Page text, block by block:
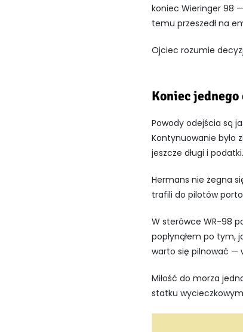
koniec Wieringer 98
temu przeszedł na
Ojciec rozumie
Koniec
Powody odejścia są
Kontynuowanie było
jeszcze długi i
Hermans nie żegna
trafili do pilotów
W sterówce WR-98
popłynąłem po tym,
warto się pilnować —
Miłość do morza
statku